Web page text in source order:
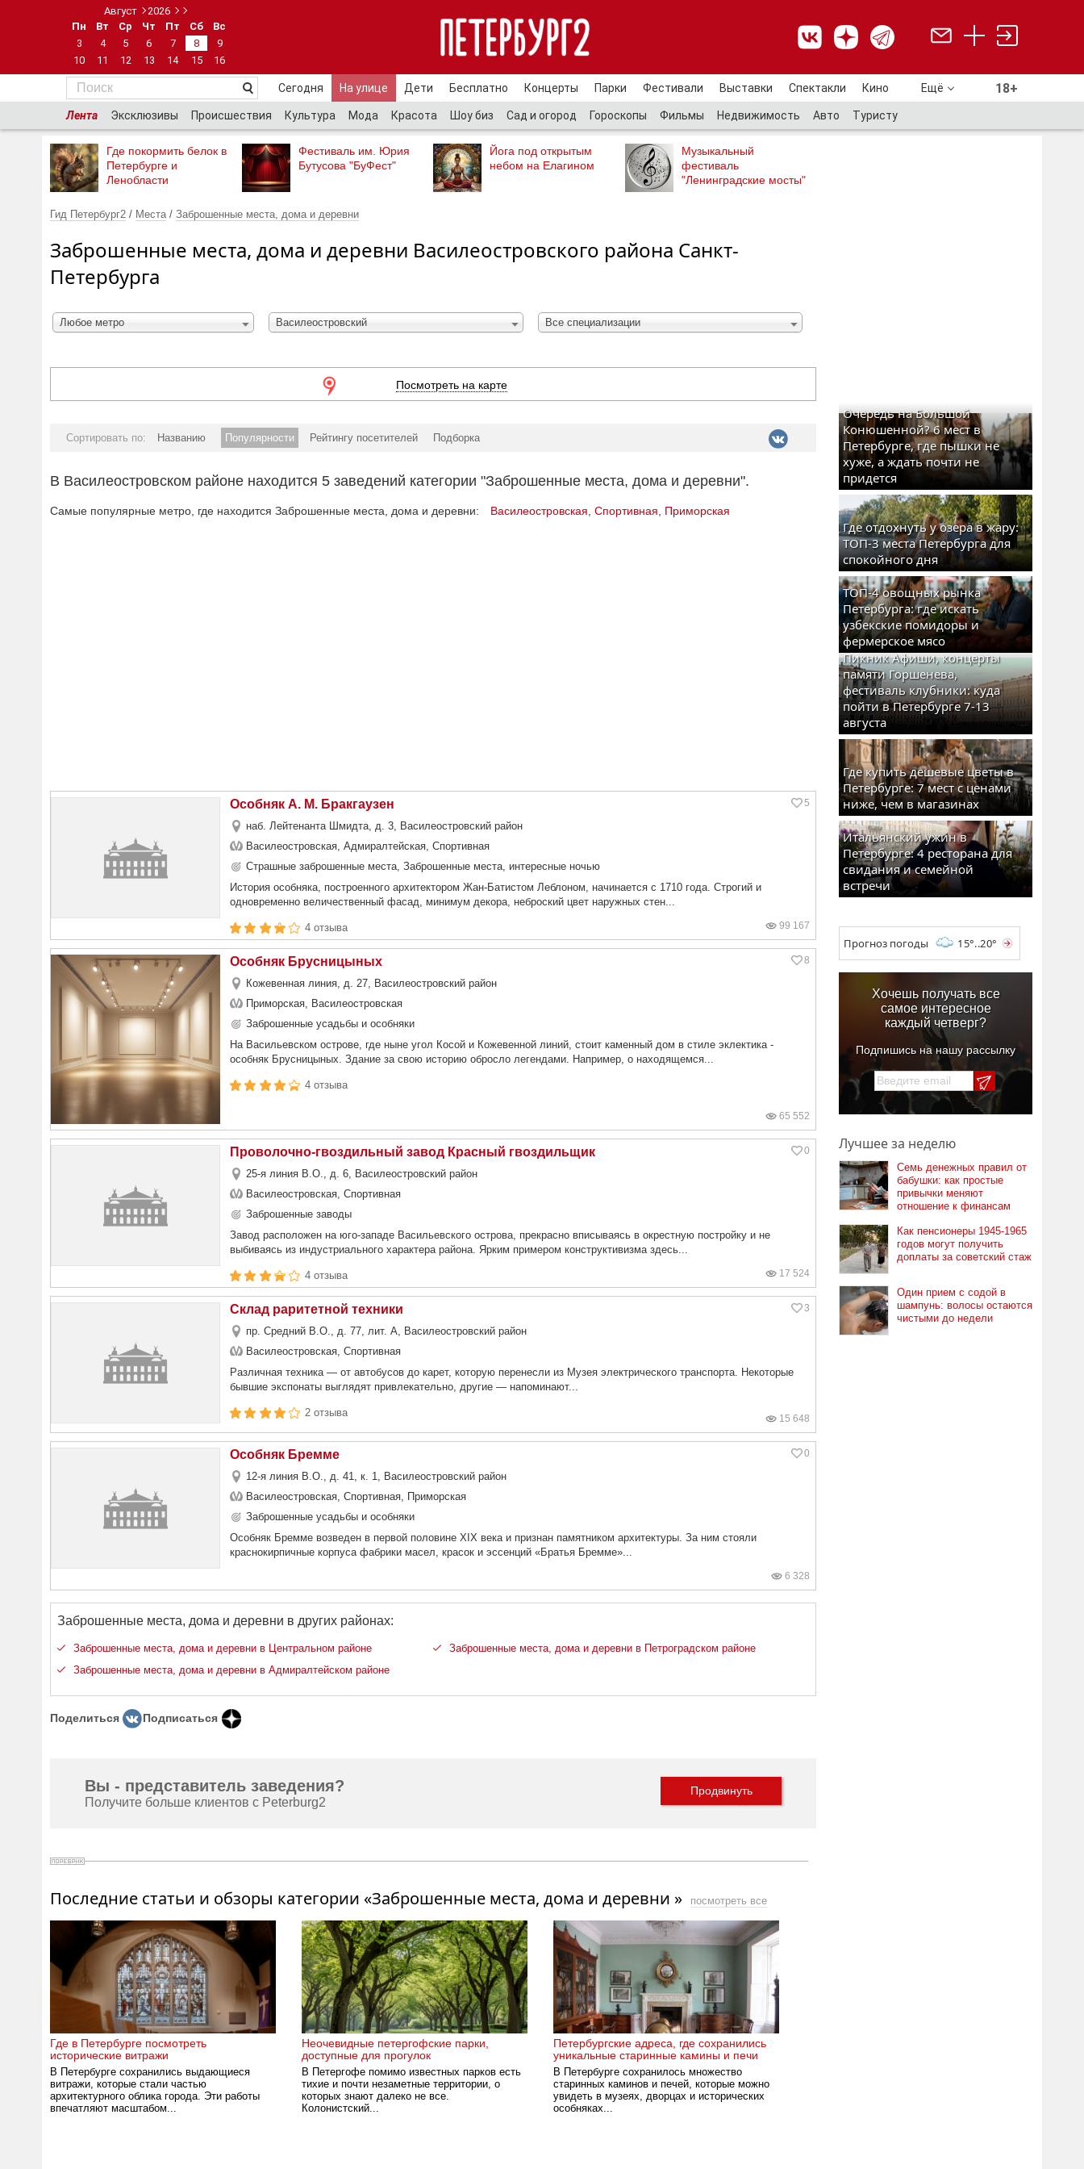
Август
2026
Пн
Вт Ср Чт Пт Сб
Вс
3
4 5 6 7 8
9
10
11 12 13 14 15 16
Сегодня На улице Дети Бесплатно Концерты Парки Фестивали Выставки Спектакли Кино Ещё 18+
Лента Эксклюзивы Происшествия Культура Мода Красота Шоу биз Сад и огород Гороскопы Фильмы Недвижимость Авто Туристу
Где покормить белок в
Петербурге и
Ленобласти
Фестиваль им. Юрия
Бутусова "БуФест"
Йога под открытым
небом на Елагином
Музыкальный
фестиваль
"Ленинградские мосты"
Гид Петербург2 / Места / Заброшенные места, дома и деревни
Заброшенные места, дома и деревни Василеостровского района Санкт-
Петербурга
Любое метро Василеостровский Все специализации
Посмотреть на карте
Сортировать по: Названию Популярности Рейтингу посетителей Подборка
В Василеостровском районе находится 5 заведений категории "Заброшенные места, дома и деревни".
Самые популярные метро, где находится Заброшенные места, дома и деревни: Василеостровская Спортивная Приморская
Особняк А. М. Бракгаузен
наб. Лейтенанта Шмидта, д. 3, Василеостровский район
Василеостровская, Адмиралтейская, Спортивная
Страшные заброшенные места, Заброшенные места, интересные ночью
История особняка, построенного архитектором Жан-Батистом Леблоном, начинается с 1710 года. Строгий и
одновременно величественный фасад, минимум декора, неброский цвет наружных стен...
4 отзыва 99 167
5
Особняк Брусницыных
Кожевенная линия, д. 27, Василеостровский район
Приморская, Василеостровская
Заброшенные усадьбы и особняки
На Васильевском острове, где ныне угол Косой и Кожевенной линий, стоит каменный дом в стиле эклектика -
особняк Брусницыных. Здание за свою историю обросло легендами. Например, о находящемся...
4 отзыва
65 552
8
Проволочно-гвоздильный завод Красный гвоздильщик
25-я линия В.О., д. 6, Василеостровский район
Василеостровская, Спортивная
Заброшенные заводы
Завод расположен на юго-западе Васильевского острова, прекрасно вписываясь в окрестную постройку и не
выбиваясь из индустриального характера района. Ярким примером конструктивизма здесь...
4 отзыва 17 524
0
Склад раритетной техники
пр. Средний В.О., д. 77, лит. А, Василеостровский район
Василеостровская, Спортивная
Различная техника — от автобусов до карет, которую перенесли из Музея электрического транспорта. Некоторые
бывшие экспонаты выглядят привлекательно, другие — напоминают...
2 отзыва 15 648
3
Особняк Бремме
12-я линия В.О., д. 41, к. 1, Василеостровский район
Василеостровская, Спортивная, Приморская
Заброшенные усадьбы и особняки
Особняк Бремме возведен в первой половине XIX века и признан памятником архитектуры. За ним стояли
краснокирпичные корпуса фабрики масел, красок и эссенций «Братья Бремме»...
6 328
0
Заброшенные места, дома и деревни в других районах:
Заброшенные места, дома и деревни в Центральном районе
Заброшенные места, дома и деревни в Петроградском районе
Заброшенные места, дома и деревни в Адмиралтейском районе
Поделиться Подписаться
Вы - представитель заведения?
Получите больше клиентов с Peterburg2
Продвинуть
Последние статьи и обзоры категории «Заброшенные места, дома и деревни » посмотреть все
Где в Петербурге посмотреть
исторические витражи
В Петербурге сохранились выдающиеся
витражи, которые стали частью
архитектурного облика города. Эти работы
впечатляют масштабом...
Неочевидные петергофские парки,
доступные для прогулок
В Петергофе помимо известных парков есть
тихие и почти незаметные территории, о
которых знают далеко не все.
Колонистский...
Петербургские адреса, где сохранились
уникальные старинные камины и печи
В Петербурге сохранилось множество
старинных каминов и печей, которые можно
увидеть в музеях, дворцах и исторических
особняках...
Очередь на Большой
Конюшенной? 6 мест в
Петербурге, где пышки не
хуже, а ждать почти не
придется
Где отдохнуть у озера в жару:
ТОП-3 места Петербурга для
спокойного дня
ТОП-4 овощных рынка
Петербурга: где искать
узбекские помидоры и
фермерское мясо
Пикник Афиши, концерты
памяти Горшенева,
фестиваль клубники: куда
пойти в Петербурге 7-13
августа
Где купить дешевые цветы в
Петербурге: 7 мест с ценами
ниже, чем в магазинах
Итальянский ужин в
Петербурге: 4 ресторана для
свидания и семейной
встречи
Прогноз погоды 15°..20°
Хочешь получать все
самое интересное
каждый четверг?
Подпишись на нашу рассылку
Лучшее за неделю
Семь денежных правил от
бабушки: как простые
привычки меняют
отношение к финансам
Как пенсионеры 1945-1965
годов могут получить
доплаты за советский стаж
Один прием с содой в
шампунь: волосы остаются
чистыми до недели